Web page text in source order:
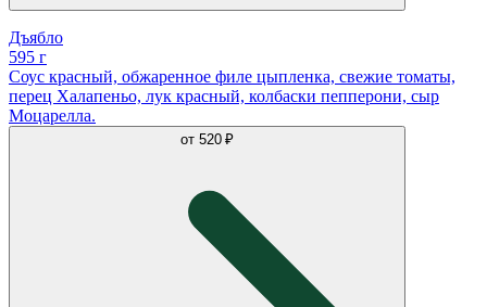
Дъябло
595 г
Соус красный, обжаренное филе цыпленка, свежие томаты,
перец Халапеньо, лук красный, колбаски пепперони, сыр
Моцарелла.
от 520 ₽